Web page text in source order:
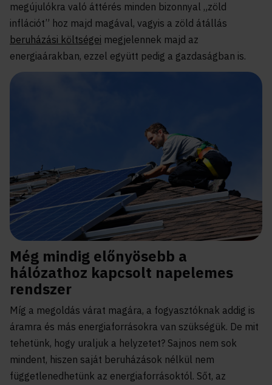
megújulókra való áttérés minden bizonnyal „zöld
inflációt” hoz majd magával, vagyis a zöld átállás
beruházási költségei megjelennek majd az
energiaárakban, ezzel együtt pedig a gazdaságban is.
Még mindig előnyösebb a
hálózathoz kapcsolt napelemes
rendszer
Míg a megoldás várat magára, a fogyasztóknak addig is
áramra és más energiaforrásokra van szükségük. De mit
tehetünk, hogy uraljuk a helyzetet? Sajnos nem sok
mindent, hiszen saját beruházások nélkül nem
függetlenedhetünk az energiaforrásoktól. Sőt, az